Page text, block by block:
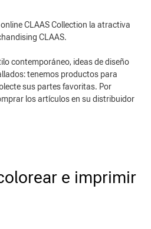
CLAAS Collection la atractiva
CLAAS.
contemporáneo, ideas de diseño
tenemos productos para
sus partes favoritas. Por
los artículos en su distribuidor
e imprimir